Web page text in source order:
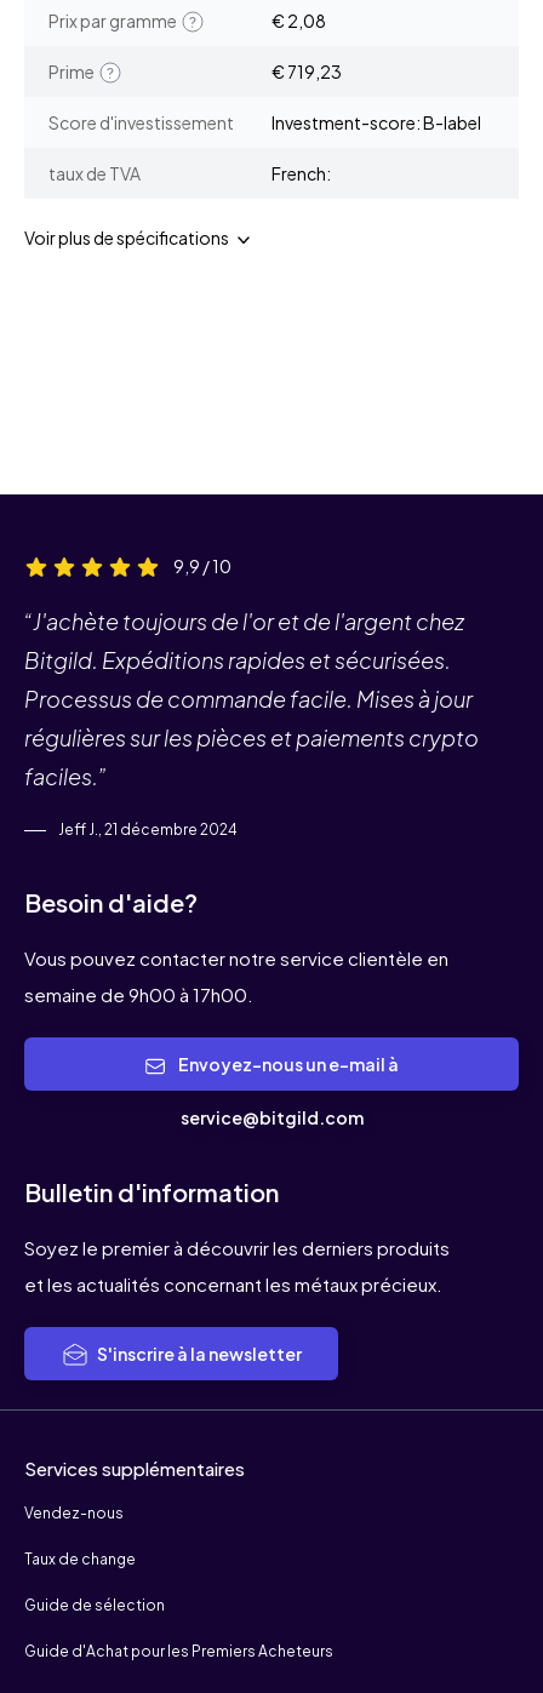
Prix par gramme € 2,08
Prime € 719,23
Score d'investissement Investment-score: B-label
taux de TVA French:
Voir plus de spécifications
9,9 / 10
“J'achète toujours de l'or et de l'argent chez
Bitgild. Expéditions rapides et sécurisées.
Processus de commande facile. Mises à jour
régulières sur les pièces et paiements crypto
faciles.”
Jeff J., 21 décembre 2024
Besoin d'aide?
Vous pouvez contacter notre service clientèle en
semaine de 9h00 à 17h00.
service@bitgild.com
Bulletin d'information
Soyez le premier à découvrir les derniers produits
et les actualités concernant les métaux précieux.
S'inscrire à la newsletter
Services supplémentaires
Vendez-nous
Taux de change
Guide de sélection
Guide d'Achat pour les Premiers Acheteurs